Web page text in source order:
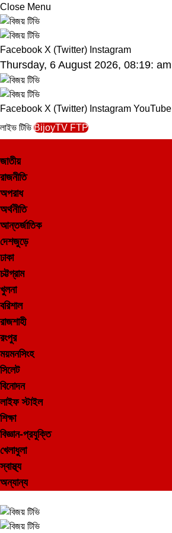
Close Menu
Facebook X (Twitter) Instagram
Thursday, 6 August 2026, 08:19: am
Facebook X (Twitter) Instagram YouTube
লাইভ টিভি BijoyTV FTP
জাতীয়
রাজনীতি
অপরাধ
অর্থনীতি
আন্তর্জাতিক
দেশজুড়ে
ঢাকা
চট্টগ্রাম
খুলনা
বরিশাল
রাজশাহী
রংপুর
ময়মনসিংহ
সিলেট
বিনোদন
লাইফ স্টাইল
শিক্ষা
বিজ্ঞান-প্রযুক্তি
খেলাধুলা
স্বাস্থ্য
অন্যান্য